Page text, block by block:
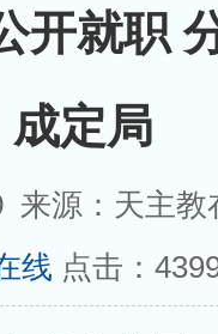
开就职
成定局
来源：天主
线 点击：